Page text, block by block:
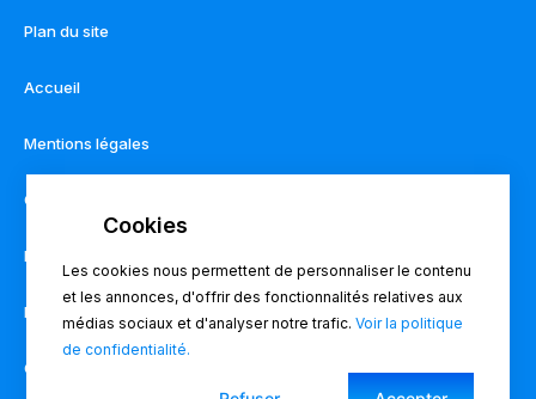
Plan du site
Accueil
Mentions légales
Contact
Règlement intérieur
Pronote
Charte du lycée
Les cookies nous permettent de personnaliser le contenu
et les annonces, d'offrir des fonctionnalités relatives aux
médias sociaux et d'analyser notre trafic.Voir la politique
de confidentialité.